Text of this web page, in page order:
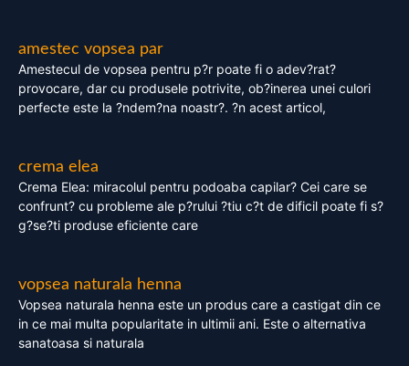
amestec vopsea par
Amestecul de vopsea pentru p?r poate fi o adev?rat?
provocare, dar cu produsele potrivite, ob?inerea unei culori
perfecte este la ?ndem?na noastr?. ?n acest articol,
crema elea
Crema Elea: miracolul pentru podoaba capilar? Cei care se
confrunt? cu probleme ale p?rului ?tiu c?t de dificil poate fi s?
g?se?ti produse eficiente care
vopsea naturala henna
Vopsea naturala henna este un produs care a castigat din ce
in ce mai multa popularitate in ultimii ani. Este o alternativa
sanatoasa si naturala